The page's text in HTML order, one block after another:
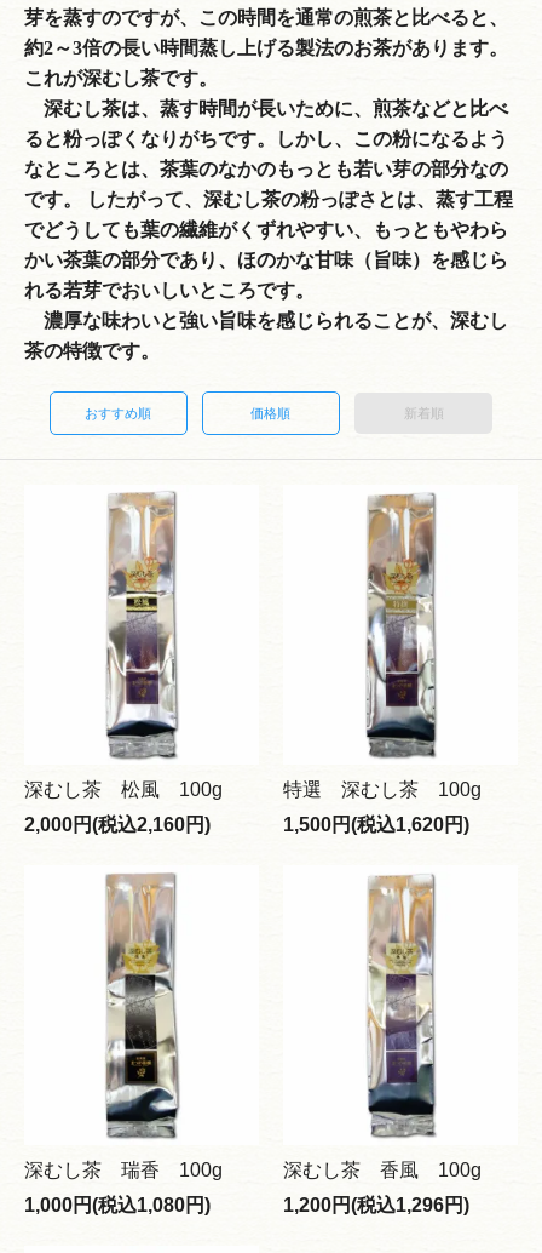
芽を蒸すのですが、この時間を通常の煎茶と比べると、
約2～3倍の長い時間蒸し上げる製法のお茶があります。
これが深むし茶です。
深むし茶は、蒸す時間が長いために、煎茶などと比べ
ると粉っぽくなりがちです。しかし、この粉になるよう
なところとは、茶葉のなかのもっとも若い芽の部分なの
です。 したがって、深むし茶の粉っぽさとは、蒸す工程
でどうしても葉の繊維がくずれやすい、もっともやわら
かい茶葉の部分であり、ほのかな甘味（旨味）を感じら
れる若芽でおいしいところです。
濃厚な味わいと強い旨味を感じられることが、深むし
茶の特徴です。
おすすめ順 価格順 新着順
深むし茶 松風 100g
2,000円(税込2,160円)
特選 深むし茶 100g
1,500円(税込1,620円)
深むし茶 瑞香 100g
1,000円(税込1,080円)
深むし茶 香風 100g
1,200円(税込1,296円)